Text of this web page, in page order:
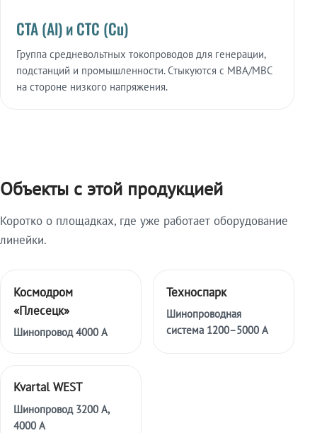
СТА (Al) и СТС (Cu)
Группа средневольтных токопроводов для генерации,
подстанций и промышленности. Стыкуются с МВА/МВС
на стороне низкого напряжения.
Объекты с этой продукцией
Коротко о площадках, где уже работает оборудование
линейки.
Космодром
«Плесецк»
Шинопровод 4000 А
Техноспарк
Шинопроводная
система 1200–5000 А
Kvartal WEST
Шинопровод 3200 А,
4000 А